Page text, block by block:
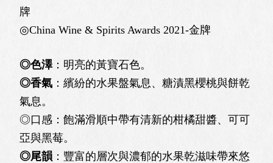
牌
◎China Wine & Spirits Awards 2021-金牌
◎色澤：明亮的黃寶石色。
◎香氣 ：繽紛的水果盤氣息、糖漬黑櫻桃與餅乾
氣息。
◎口感：飽滿滑順中帶有清新的柑橘甜醬、可可
亞與黑莓。
◎尾韻 ：豐富的層次與濃郁的水果乾滋味帶來悠